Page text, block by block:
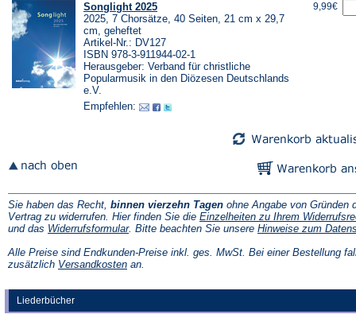
Liederbücher
Songlight 2025
2025, 7 Chorsätze, 40 Seiten, 21 cm x 29,7
cm, geheftet
Artikel-Nr.: DV127
ISBN 978-3-911944-02-1
Herausgeber: Verband für christliche
Popularmusik in den Diözesen Deutschlands
e.V.
Empfehlen:
9,99€
Sie haben das Recht, binnen vierzehn Tagen ohne Angabe von Gründen
Vertrag zu widerrufen. Hier finden Sie die Einzelheiten zu Ihrem
und das Widerrufsformular(Öffnet
einem
neuen
. Bitte beachten Sie unsere Hinweise zum
Alle Preise sind Endkunden-Preise inkl. ges. MwSt. Bei einer Bestellung
zusätzlich Versandkosten(Öffnet
an.